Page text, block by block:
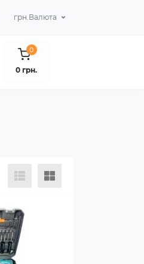
грн.Валюта
0
0 грн.